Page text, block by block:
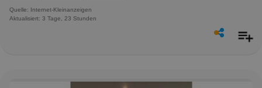
Quelle: Internet-Kleinanzeigen
Aktualisiert: 3 Tage, 23 Stunden